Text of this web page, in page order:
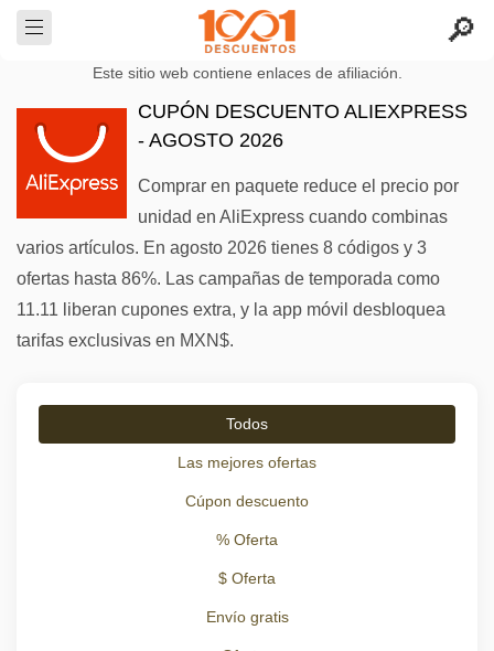
Este sitio web contiene enlaces de afiliación.
CUPÓN DESCUENTO ALIEXPRESS
- AGOSTO 2026
Comprar en paquete reduce el precio por
unidad en AliExpress cuando combinas
varios artículos. En agosto 2026 tienes 8 códigos y 3
ofertas hasta 86%. Las campañas de temporada como
11.11 liberan cupones extra, y la app móvil desbloquea
tarifas exclusivas en MXN$.
Todos
Las mejores ofertas
Cúpon descuento
% Oferta
$ Oferta
Envío gratis